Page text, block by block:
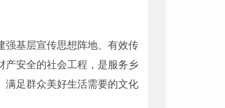
强基层宣传思想阵地、有效传
产安全的社会工程，是服务乡
满足群众美好生活需要的文化